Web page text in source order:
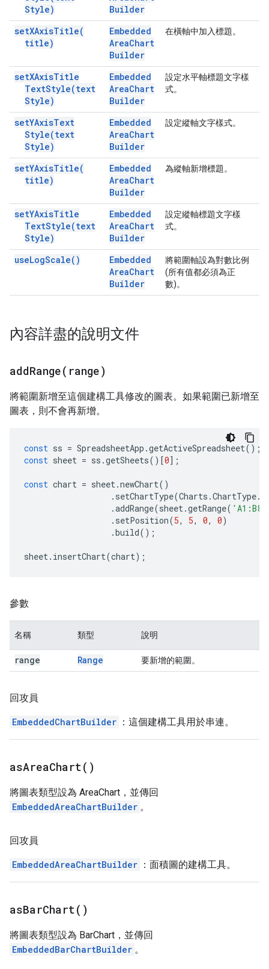
Style)
Builder
setXAxisTitle(
title)
Embedded
AreaChart
Builder
在橫軸中加入標題。
setXAxisTitle
TextStyle(text
Style)
Embedded
AreaChart
Builder
設定水平軸標題文字樣
式。
setYAxisText
Style(text
Style)
Embedded
AreaChart
Builder
設定縱軸文字樣式。
setYAxisTitle(
title)
Embedded
AreaChart
Builder
為縱軸新增標題。
setYAxisTitle
TextStyle(text
Style)
Embedded
AreaChart
Builder
設定縱軸標題文字樣
式。
useLogScale( )
Embedded
AreaChart
Builder
將範圍軸設為對數比例
(所有值都必須為正
數)。
內容詳盡的說明文件
addRange( range)
將範圍新增至這個建構工具修改的圖表。如果範圍已新增至
圖表，則不會再新增。
const ss = SpreadsheetApp .getActiveSpreadsheet();
const sheet = ss .getSheets()[0];
const chart = sheet.newChart()
. setChartType(Charts .ChartType.
.addRange(sheet.getRange( 'A1:B8'
. setPosition(5, 5, 0, 0)
.build();
sheet. insertChart(chart);
參數
名稱 類型 說明
range Range 要新增的範圍。
回攻員
EmbeddedChartBuilder ：這個建構工具用於串連。
asAreaChart( )
將圖表類型設為 AreaChart，並傳回
EmbeddedAreaChartBuilder 。
回攻員
EmbeddedAreaChartBuilder ：面積圖的建構工具。
asBarChart( )
將圖表類型設為 BarChart，並傳回
EmbeddedBarChartBuilder 。